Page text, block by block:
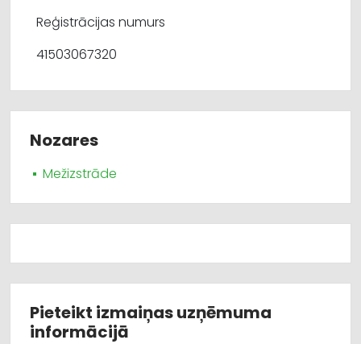
Reģistrācijas numurs
41503067320
Nozares
Mežizstrāde
Pieteikt izmaiņas uzņēmuma
informācijā